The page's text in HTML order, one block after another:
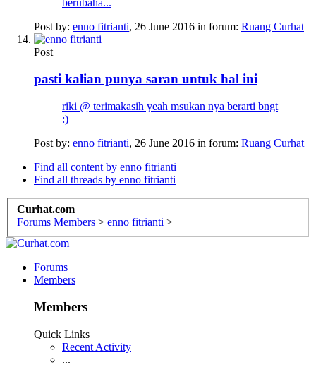
Post by: enno fitrianti, 26 June 2016 in forum: Ruang Curhat
Post
pasti kalian punya saran untuk hal ini
riki @ terimakasih yeah msukan nya berarti bngt
:)
Post by: enno fitrianti, 26 June 2016 in forum: Ruang Curhat
Find all content by enno fitrianti
Find all threads by enno fitrianti
Curhat.com
Forums Members > enno fitrianti >
Forums
Members
Members
Quick Links
Recent Activity
...